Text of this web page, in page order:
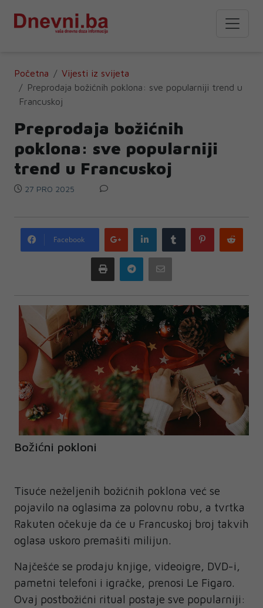
Početna
Vijesti iz svijeta
Preprodaja božićnih poklona: sve popularniji trend u
Francuskoj
Preprodaja božićnih
poklona: sve popularniji
trend u Francuskoj
27 PRO 2025
Facebook
Google
plus
LinkedIn Tumblr Pinterest
Print Telegram
Božićni pokloni
Tisuće neželjenih božićnih poklona već se
pojavilo na oglasima za polovnu robu, a tvrtka
Rakuten očekuje da će u Francuskoj broj takvih
oglasa uskoro premašiti milijun.
Najčešće se prodaju knjige, videoigre, DVD-i,
pametni telefoni i igračke, prenosi Le Figaro.
Ovaj postbožićni ritual postaje sve popularniji: